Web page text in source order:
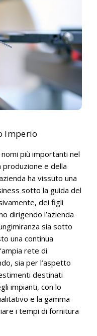
Imperio
più importanti nel
e della
ha vissuto una
sotto la guida del
dei figli
dirigendo l’azienda
sia sotto
una continua
rete di
sia per l’aspetto
destinati
impianti, con lo
e la gamma
i tempi di fornitura